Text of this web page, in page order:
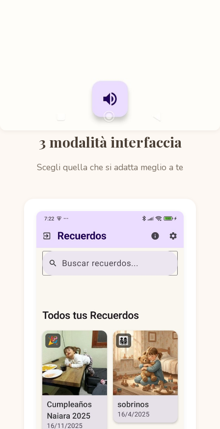
3 modalità interfaccia
Scegli quella che si adatta meglio a te